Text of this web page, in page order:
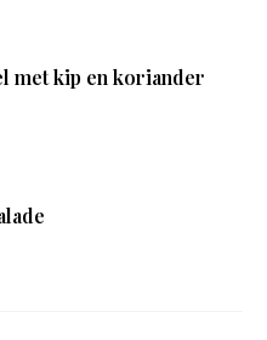
met kip en koriander